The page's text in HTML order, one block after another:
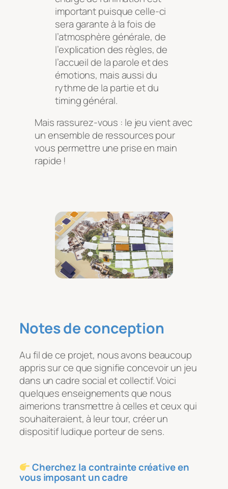
important puisque celle-ci
sera garante à la fois de
l’atmosphère générale, de
l’explication des règles, de
l’accueil de la parole et des
émotions, mais aussi du
rythme de la partie et du
timing général.
Mais rassurez-vous : le jeu vient avec
un ensemble de ressources pour
vous permettre une prise en main
rapide !
Notes de conception
Au fil de ce projet, nous avons beaucoup
appris sur ce que signifie concevoir un jeu
dans un cadre social et collectif. Voici
quelques enseignements que nous
aimerions transmettre à celles et ceux qui
souhaiteraient, à leur tour, créer un
dispositif ludique porteur de sens.
Cherchez la contrainte créative en
vous imposant un cadre